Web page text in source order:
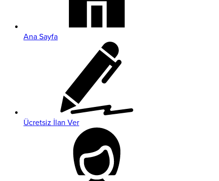
Ana Sayfa
Ücretsiz İlan Ver